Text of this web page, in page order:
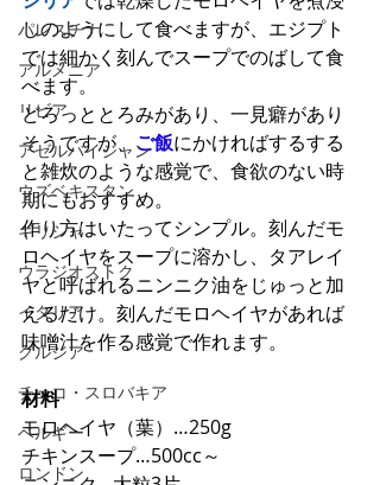
パレスチナ
アルメニア
リビア
アゼルバイジャン
ウズベキスタン
ギリシャ
ウラジオストク
イタリア
グルジア
チェコ・スロバキア
ベルギー
ロンドン
しのようにして食べますが、エジプト
では細かく刻んでスープでのばして食
べます。
どろっととろみがあり、一見癖があり
そうですが、 ご飯にかければするする
と雑炊のような感覚で、食欲のない時
期にもおすすめ。
作り方はいたってシンプル。刻んだモ
ロヘイヤをスープに溶かし、タアレイ
ヤと呼ばれるニンニク油をじゅっと加
えるだけ。刻んだモロヘイヤがあれば
味噌汁を作る感覚で作れます。
材料
モロヘイヤ（葉）…250g
チキンスープ…500cc～